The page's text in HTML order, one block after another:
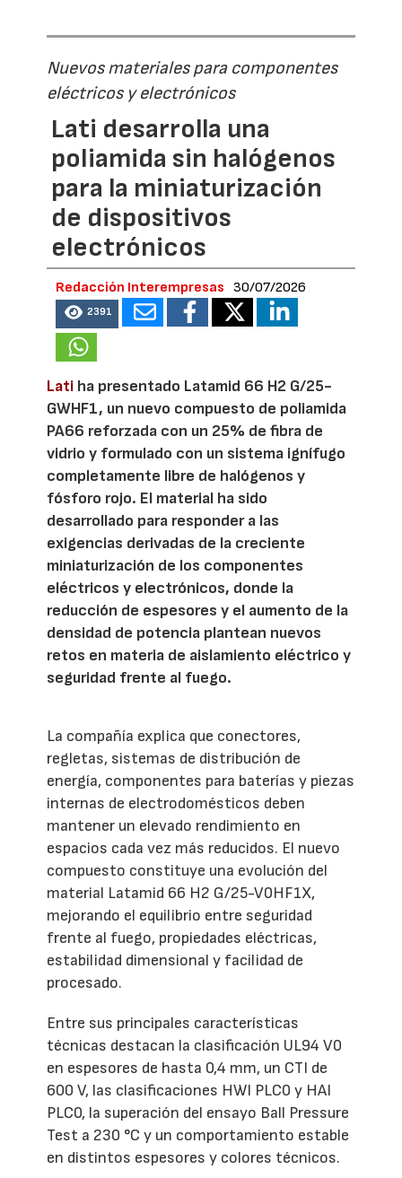
Nuevos materiales para componentes
eléctricos y electrónicos
Lati desarrolla una
poliamida sin halógenos
para la miniaturización
de dispositivos
electrónicos
Redacción Interempresas 30/07/2026
2391
Lati ha presentado Latamid 66 H2 G/25-
GWHF1, un nuevo compuesto de poliamida
PA66 reforzada con un 25% de fibra de
vidrio y formulado con un sistema ignífugo
completamente libre de halógenos y
fósforo rojo. El material ha sido
desarrollado para responder a las
exigencias derivadas de la creciente
miniaturización de los componentes
eléctricos y electrónicos, donde la
reducción de espesores y el aumento de la
densidad de potencia plantean nuevos
retos en materia de aislamiento eléctrico y
seguridad frente al fuego.
La compañía explica que conectores,
regletas, sistemas de distribución de
energía, componentes para baterías y piezas
internas de electrodomésticos deben
mantener un elevado rendimiento en
espacios cada vez más reducidos. El nuevo
compuesto constituye una evolución del
material Latamid 66 H2 G/25-V0HF1X,
mejorando el equilibrio entre seguridad
frente al fuego, propiedades eléctricas,
estabilidad dimensional y facilidad de
procesado.
Entre sus principales características
técnicas destacan la clasificación UL94 V0
en espesores de hasta 0,4 mm, un CTI de
600 V, las clasificaciones HWI PLC0 y HAI
PLC0, la superación del ensayo Ball Pressure
Test a 230 °C y un comportamiento estable
en distintos espesores y colores técnicos.